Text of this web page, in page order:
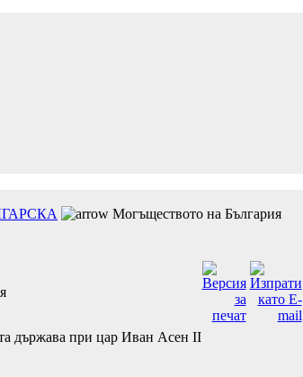
Могъществото на България
държава при цар Иван Асен ІІ